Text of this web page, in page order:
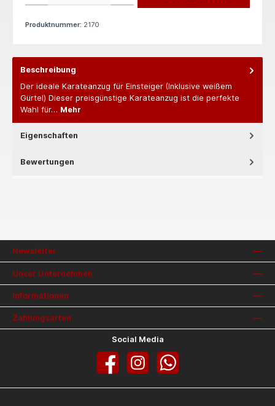
Produktnummer: 2170
Beschreibung
Der ideale Karateanzug für Einsteiger (Inklusive weißem
Gürtel) Dieser preisgünstige Karateanzug ist die perfekte
Wahl für… Mehr
Eigenschaften
Bewertungen
Newsletter
Unser Unternehmen
Informationen
Zahlungsarten
Social Media
Facebook InstagramWhatsApp